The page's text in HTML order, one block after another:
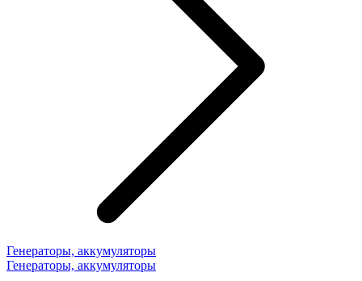
Генераторы, аккумуляторы
Генераторы, аккумуляторы